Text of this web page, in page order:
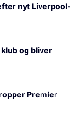
nyt Liverpool-
og bliver
Premier